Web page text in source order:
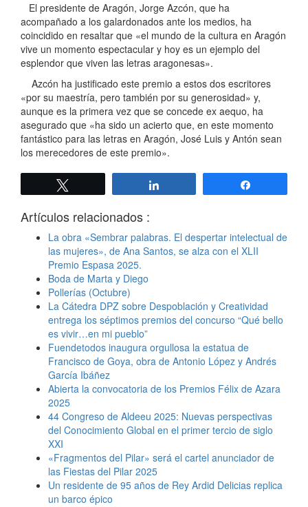
El presidente de Aragón, Jorge Azcón, que ha
acompañado a los galardonados ante los medios, ha
coincidido en resaltar que «el mundo de la cultura en Aragón
vive un momento espectacular y hoy es un ejemplo del
esplendor que viven las letras aragonesas».
Azcón ha justificado este premio a estos dos escritores
«por su maestría, pero también por su generosidad» y,
aunque es la primera vez que se concede ex aequo, ha
asegurado que «ha sido un acierto que, en este momento
fantástico para las letras en Aragón, José Luis y Antón sean
los merecedores de este premio».
Artículos relacionados :
La obra «Sembrar palabras. El despertar intelectual de
las mujeres», de Ana Santos, se alza con el XLII
Premio Espasa 2025.
Boda de Marta y Diego
Pollerías (Octubre)
La Cátedra DPZ sobre Despoblación y Creatividad
entrega los séptimos premios del concurso “Qué bello
es vivir…en mi pueblo”
Fuendetodos inaugura orgullosa la estatua de
Francisco de Goya, obra de Antonio López y Andrés
García Ibáñez
Abierta la convocatoria de los Premios Félix de Azara
2025
44 Congreso de Aldeeu 2025: Nuevas perspectivas
del Conocimiento Global en el primer tercio de siglo
XXI
«Fragmentos del Pilar» será el cartel anunciador de
las Fiestas del Pilar 2025
Un residente de 95 años de Rey Ardid Delicias replica
un barco épico